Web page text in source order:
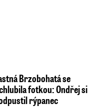
Brzobohatá se
fotkou: Ondřej si
rýpanec